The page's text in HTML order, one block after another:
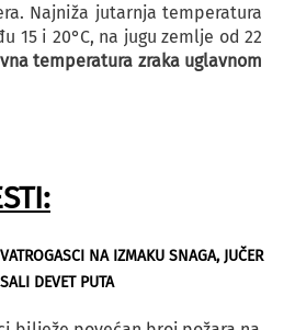
Najniža jutarnja temperatura
15 i 20°C, na jugu zemlje od 22
temperatura zraka uglavnom
NA IZMAKU SNAGA, JUČER
DEVET PUTA